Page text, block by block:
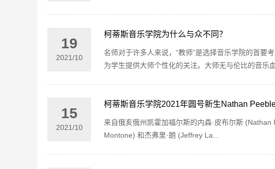
19
2021/10
柯蒂斯音乐学院为什么与众不同？
名师对于许多人来说，“教师”是选择音乐学院的首要
为学生提供大师个性化的关注。大师无与伦比的音乐
15
2021/10
柯蒂斯音乐学院2021年圆号新生Nathan
来自俄亥俄州凯霍加福尔斯的内森·皮布尔斯
Montone) 和杰弗里·朗 (Jeffrey La...